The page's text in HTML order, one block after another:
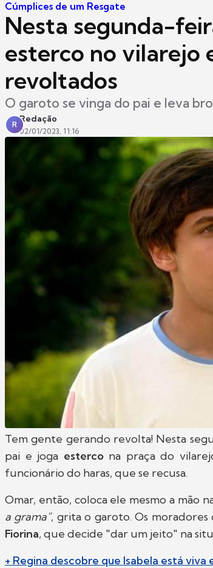
Cúmplices de um Resgate
Nesta segunda-
esterco no vilarejo
revoltados
O garoto se vinga do pai e leva
R
Redação
02/01/2023, 11:16
Tem gente gerando revolta! Nesta
pai e joga esterco na praça do
funcionário do haras, que se recusa.
Omar, então, coloca ele mesmo a mão na
a grama", grita o garoto. Os
Fiorina, que decide "dar um jeito" na
+ Regina descobre que Isabela está viva